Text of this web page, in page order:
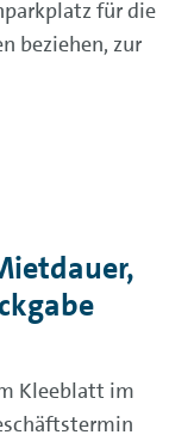
für die
beziehen, zur
Kleeblatt im